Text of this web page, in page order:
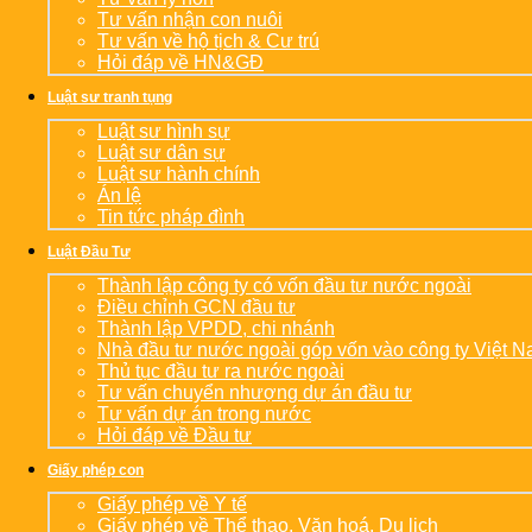
Tư vấn nhận con nuôi
Tư vấn về hộ tịch & Cư trú
Hỏi đáp về HN&GĐ
Luật sư tranh tụng
Luật sư hình sự
Luật sư dân sự
Luật sư hành chính
Án lệ
Tin tức pháp đình
Luật Đầu Tư
Thành lập công ty có vốn đầu tư nước ngoài
Điều chỉnh GCN đầu tư
Thành lập VPDD, chi nhánh
Nhà đầu tư nước ngoài góp vốn vào công ty Việt
Thủ tục đầu tư ra nước ngoài
Tư vấn chuyển nhượng dự án đầu tư
Tư vấn dự án trong nước
Hỏi đáp về Đầu tư
Giấy phép con
Giấy phép về Y tế
Giấy phép về Thể thao, Văn hoá, Du lịch